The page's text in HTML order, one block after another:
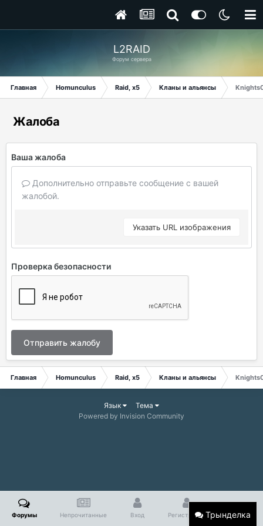
L2RAID
Форум сервера
Главная Homunculus Raid, x5 Кланы и альянсы
Жалоба
Ваша жалоба
Дополнительно отправьте сообщение с вашей
жалобой.
Указать URL изображения
Проверка безопасности
Отправить жалобу
Главная Homunculus Raid, x5 Кланы и альянсы
Трынделка
Язык
Тема
Powered by Invision Community
Форумы Непрочитанные Вход Регистрация Больше